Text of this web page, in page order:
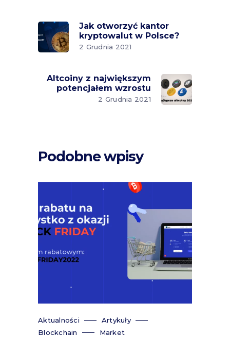
Jak otworzyć kantor
kryptowalut w Polsce?
2 Grudnia 2021
Altcoiny z największym
potencjałem wzrostu
2 Grudnia 2021
Podobne wpisy
Aktualności
Artykuły
Blockchain
Market